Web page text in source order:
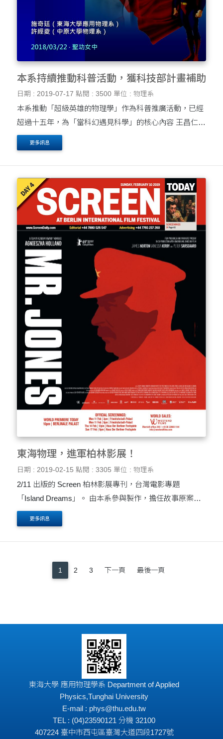
本系持續推動科普活動，獲科技部計畫補助
日期 : 2019-07-17 點閱 : 3500 單位 : 物理系
本系推動「超級英雄的物理學」作為科普推廣活動，已經
超過十五年，為「當科幻遇見科學」的核心內容 王昌仁老
師推動的「奈米科學營」，已....
更多訊息
東海物理，進軍柏林影展！
日期 : 2019-02-15 點閱 : 3305 單位 : 物理系
2/11 出版的 Screen 柏林影展專刊，台灣電影專題
「Island Dreams」。 由本系參與製作，擔任故事原案、
劇本、以及科學考證的台灣第一部科幻動畫....
更多訊息
1 2 3 下一頁 最後一頁
東海大學 應用物理學系 Department of Applied
Physics,Tunghai University
E-mail : phys@thu.edu.tw
TEL : (04)23590121 分機 32100
407224 臺中市西屯區臺灣大道四段1727號